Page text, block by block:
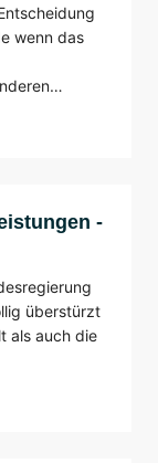
wenn das
-
überstürzt
als auch die